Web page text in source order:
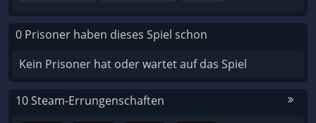
0 Prisoner haben dieses Spiel schon
Kein Prisoner hat oder wartet auf das Spiel
10 Steam-Errungenschaften